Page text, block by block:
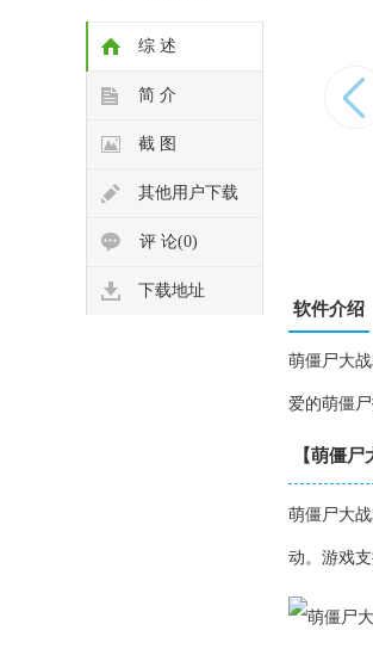
综 述
简 介
截 图
其他用户下载
评 论(0)
下载地址
软件介绍
萌僵尸大
爱的萌僵
【萌僵
萌僵尸大
动。游戏